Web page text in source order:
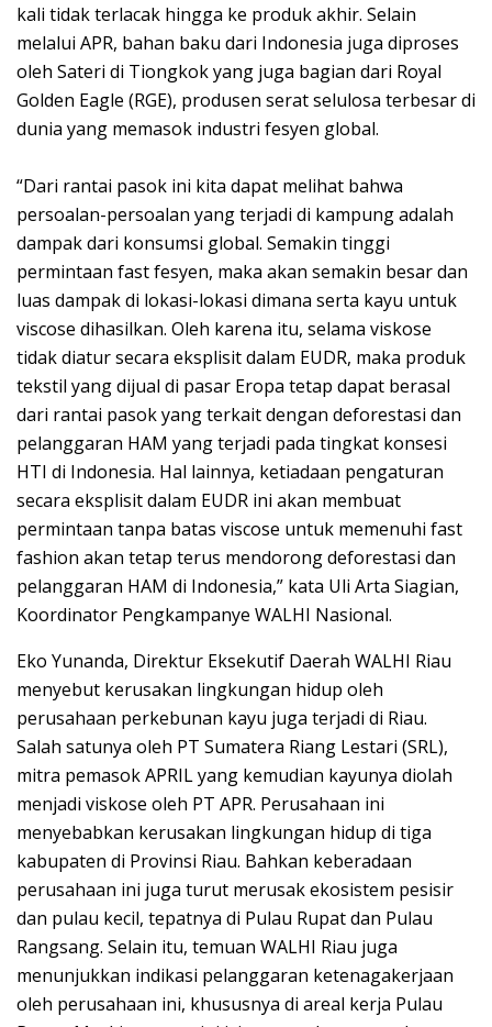
kali tidak terlacak hingga ke produk akhir. Selain
melalui APR, bahan baku dari Indonesia juga diproses
oleh Sateri di Tiongkok yang juga bagian dari Royal
Golden Eagle (RGE), produsen serat selulosa terbesar di
dunia yang memasok industri fesyen global.
“Dari rantai pasok ini kita dapat melihat bahwa
persoalan-persoalan yang terjadi di kampung adalah
dampak dari konsumsi global. Semakin tinggi
permintaan fast fesyen, maka akan semakin besar dan
luas dampak di lokasi-lokasi dimana serta kayu untuk
viscose dihasilkan. Oleh karena itu, selama viskose
tidak diatur secara eksplisit dalam EUDR, maka produk
tekstil yang dijual di pasar Eropa tetap dapat berasal
dari rantai pasok yang terkait dengan deforestasi dan
pelanggaran HAM yang terjadi pada tingkat konsesi
HTI di Indonesia. Hal lainnya, ketiadaan pengaturan
secara eksplisit dalam EUDR ini akan membuat
permintaan tanpa batas viscose untuk memenuhi fast
fashion akan tetap terus mendorong deforestasi dan
pelanggaran HAM di Indonesia,” kata Uli Arta Siagian,
Koordinator Pengkampanye WALHI Nasional.
Eko Yunanda, Direktur Eksekutif Daerah WALHI Riau
menyebut kerusakan lingkungan hidup oleh
perusahaan perkebunan kayu juga terjadi di Riau.
Salah satunya oleh PT Sumatera Riang Lestari (SRL),
mitra pemasok APRIL yang kemudian kayunya diolah
menjadi viskose oleh PT APR. Perusahaan ini
menyebabkan kerusakan lingkungan hidup di tiga
kabupaten di Provinsi Riau. Bahkan keberadaan
perusahaan ini juga turut merusak ekosistem pesisir
dan pulau kecil, tepatnya di Pulau Rupat dan Pulau
Rangsang. Selain itu, temuan WALHI Riau juga
menunjukkan indikasi pelanggaran ketenagakerjaan
oleh perusahaan ini, khususnya di areal kerja Pulau